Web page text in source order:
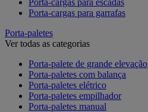
Porta-cargas para garrafas
Porta-paletes
Ver todas as categorias
Porta-palete de grande elevação
Porta-paletes com balança
Porta-paletes elétrico
Porta-paletes empilhador
Porta-paletes manual